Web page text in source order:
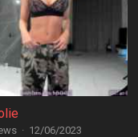
· 12/06/2023